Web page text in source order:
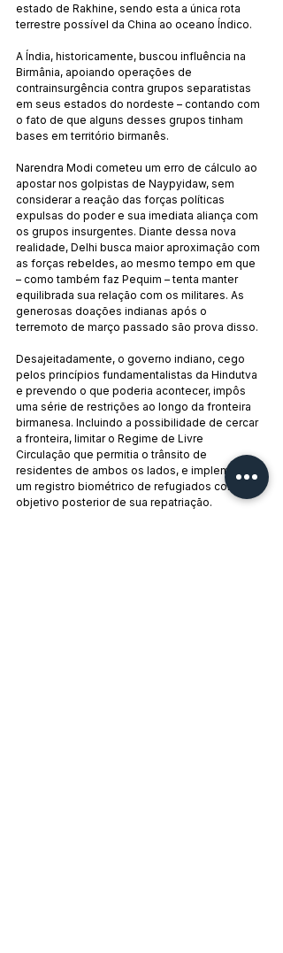
estado de Rakhine, sendo esta a única rota
terrestre possível da China ao oceano Índico.
A Índia, historicamente, buscou influência na
Birmânia, apoiando operações de
contrainsurgência contra grupos separatistas
em seus estados do nordeste – contando com
o fato de que alguns desses grupos tinham
bases em território birmanês.
Narendra Modi cometeu um erro de cálculo ao
apostar nos golpistas de Naypyidaw, sem
considerar a reação das forças políticas
expulsas do poder e sua imediata aliança com
os grupos insurgentes. Diante dessa nova
realidade, Delhi busca maior aproximação com
as forças rebeldes, ao mesmo tempo em que
– como também faz Pequim – tenta manter
equilibrada sua relação com os militares. As
generosas doações indianas após o
terremoto de março passado são prova disso.
Desajeitadamente, o governo indiano, cego
pelos princípios fundamentalistas da Hindutva
e prevendo o que poderia acontecer, impôs
uma série de restrições ao longo da fronteira
birmanesa. Incluindo a possibilidade de cercar
a fronteira, limitar o Regime de Livre
Circulação que permitia o trânsito de
residentes de ambos os lados, e implementar
um registro biométrico de refugiados com o
objetivo posterior de sua repatriação.